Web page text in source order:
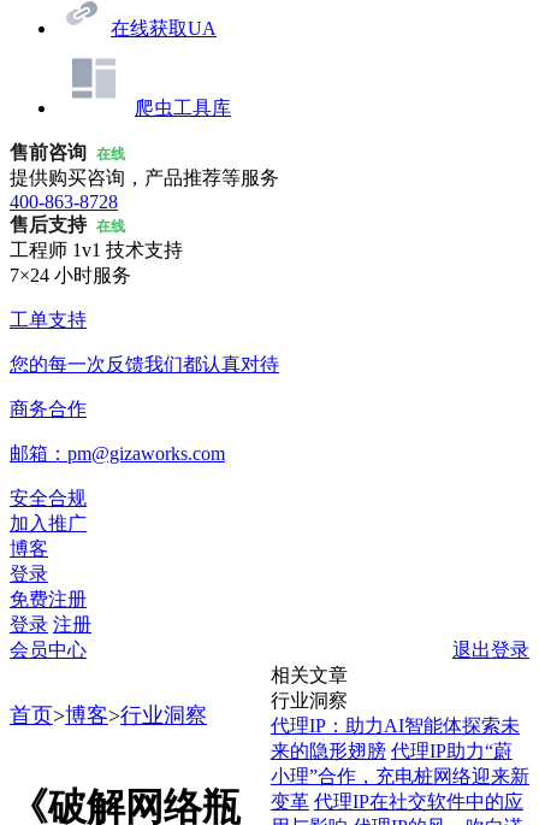
在线获取UA
爬虫工具库
售前咨询 在线
提供购买咨询，产品推荐等服务
400-863-8728
售后支持 在线
工程师 1v1 技术支持
7×24 小时服务
工单支持
您的每一次反馈我们都认真对待
商务合作
邮箱：pm@gizaworks.com
安全合规
加入推广
博客
登录
免费注册
登录 注册
会员中心
退出登录
首页>博客>行业洞察
《破解网络瓶
相关文章
行业洞察
代理IP：助力AI智能体探索未
来的隐形翅膀 代理IP助力“蔚
小理”合作，充电桩网络迎来新
变革 代理IP在社交软件中的应